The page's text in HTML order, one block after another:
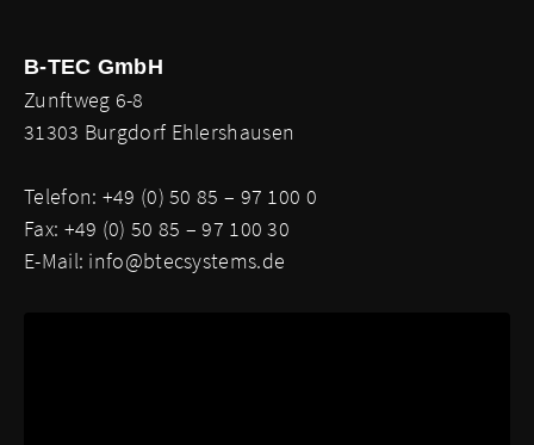
B-TEC GmbH
Zunftweg 6-8
31303 Burgdorf Ehlershausen
Telefon: +49 (0) 50 85 – 97 100 0
Fax: +49 (0) 50 85 – 97 100 30
E-Mail: info@btecsystems.de